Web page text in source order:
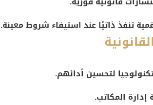
تنفذ ذاتيًا عند استيفاء شروط معينة.
لتحسين أدائهم.
المكاتب.